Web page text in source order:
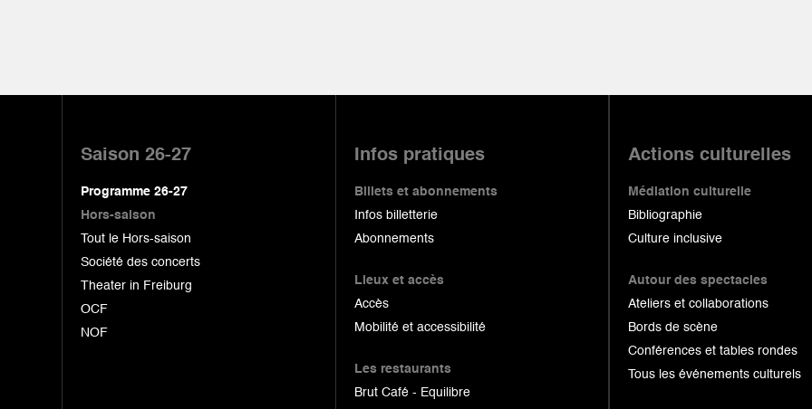
Saison 26-27
Programme 26-27
Hors-saison
Tout le Hors-saison
Société des concerts
Theater in Freiburg
OCF
NOF
Infos pratiques
Billets et abonnements
Infos billetterie
Abonnements
Lieux et accès
Accès
Mobilité et accessibilité
Les restaurants
Brut Café - Equilibre
Actions culturelles
Médiation culturelle
Bibliographie
Culture inclusive
Autour des spectacles
Ateliers et collaborations
Bords de scène
Conférences et tables rondes
Tous les événements culturels